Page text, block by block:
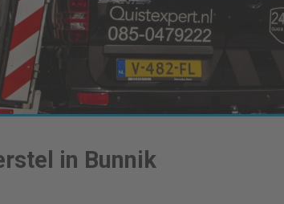
in Bunnik